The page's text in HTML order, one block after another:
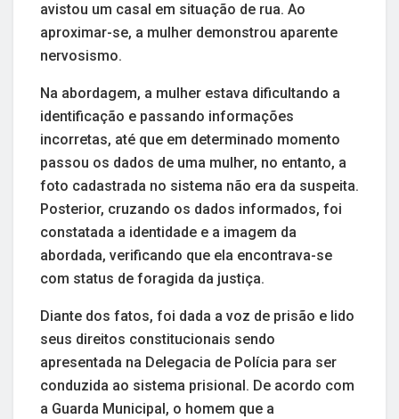
avistou um casal em situação de rua. Ao
aproximar-se, a mulher demonstrou aparente
nervosismo.
Na abordagem, a mulher estava dificultando a
identificação e passando informações
incorretas, até que em determinado momento
passou os dados de uma mulher, no entanto, a
foto cadastrada no sistema não era da suspeita.
Posterior, cruzando os dados informados, foi
constatada a identidade e a imagem da
abordada, verificando que ela encontrava-se
com status de foragida da justiça.
Diante dos fatos, foi dada a voz de prisão e lido
seus direitos constitucionais sendo
apresentada na Delegacia de Polícia para ser
conduzida ao sistema prisional. De acordo com
a Guarda Municipal, o homem que a